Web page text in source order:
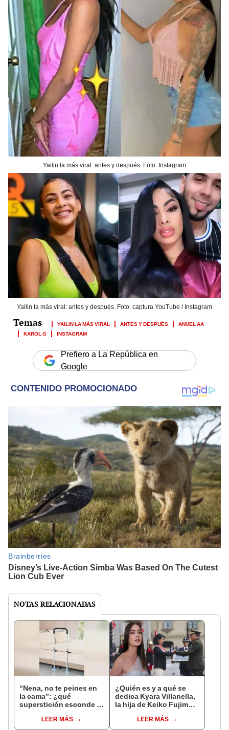
Yailin la más viral: antes y después. Foto: Instagram
Yailin la más viral: antes y después. Foto: captura YouTube / Instagram
YAILIN LA MÁS VIRAL ANTES Y DESPUÉS
ANUEL AA
KAROL G
INSTAGRAM
Prefiero a La República en
Google
NOTAS RELACIONADAS
“Nena, no te peines en
la cama”: ¿qué
superstición esconde la
Enanitos Verdes?
LEER MÁS
¿Quién es y a qué se
dedica Kyara Villanella,
la hija de Keiko Fujimori
nivel nacional?
LEER MÁS